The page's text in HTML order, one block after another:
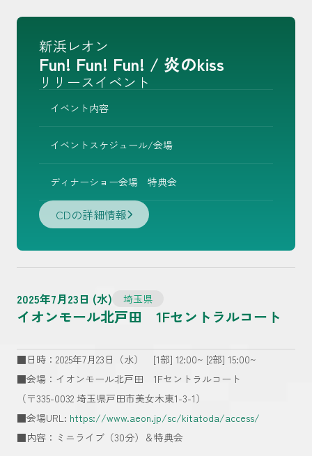
新浜レオン
Fun! Fun! Fun! / 炎のkiss
リリースイベント
イベント内容
イベントスケジュール/会場
ディナーショー会場 特典会
CDの詳細情報
2025年7月23日 (水) 埼玉県
イオンモール北戸田 1Fセントラルコート
■日時：2025年7月23日（水） [1部] 12:00~ [2部] 15:00~
■会場：イオンモール北戸田 1Fセントラルコート
（〒335-0032 埼玉県戸田市美女木東1-3-1）
■会場URL: https://www.aeon.jp/sc/kitatoda/access/
■内容：ミニライブ（30分）＆特典会